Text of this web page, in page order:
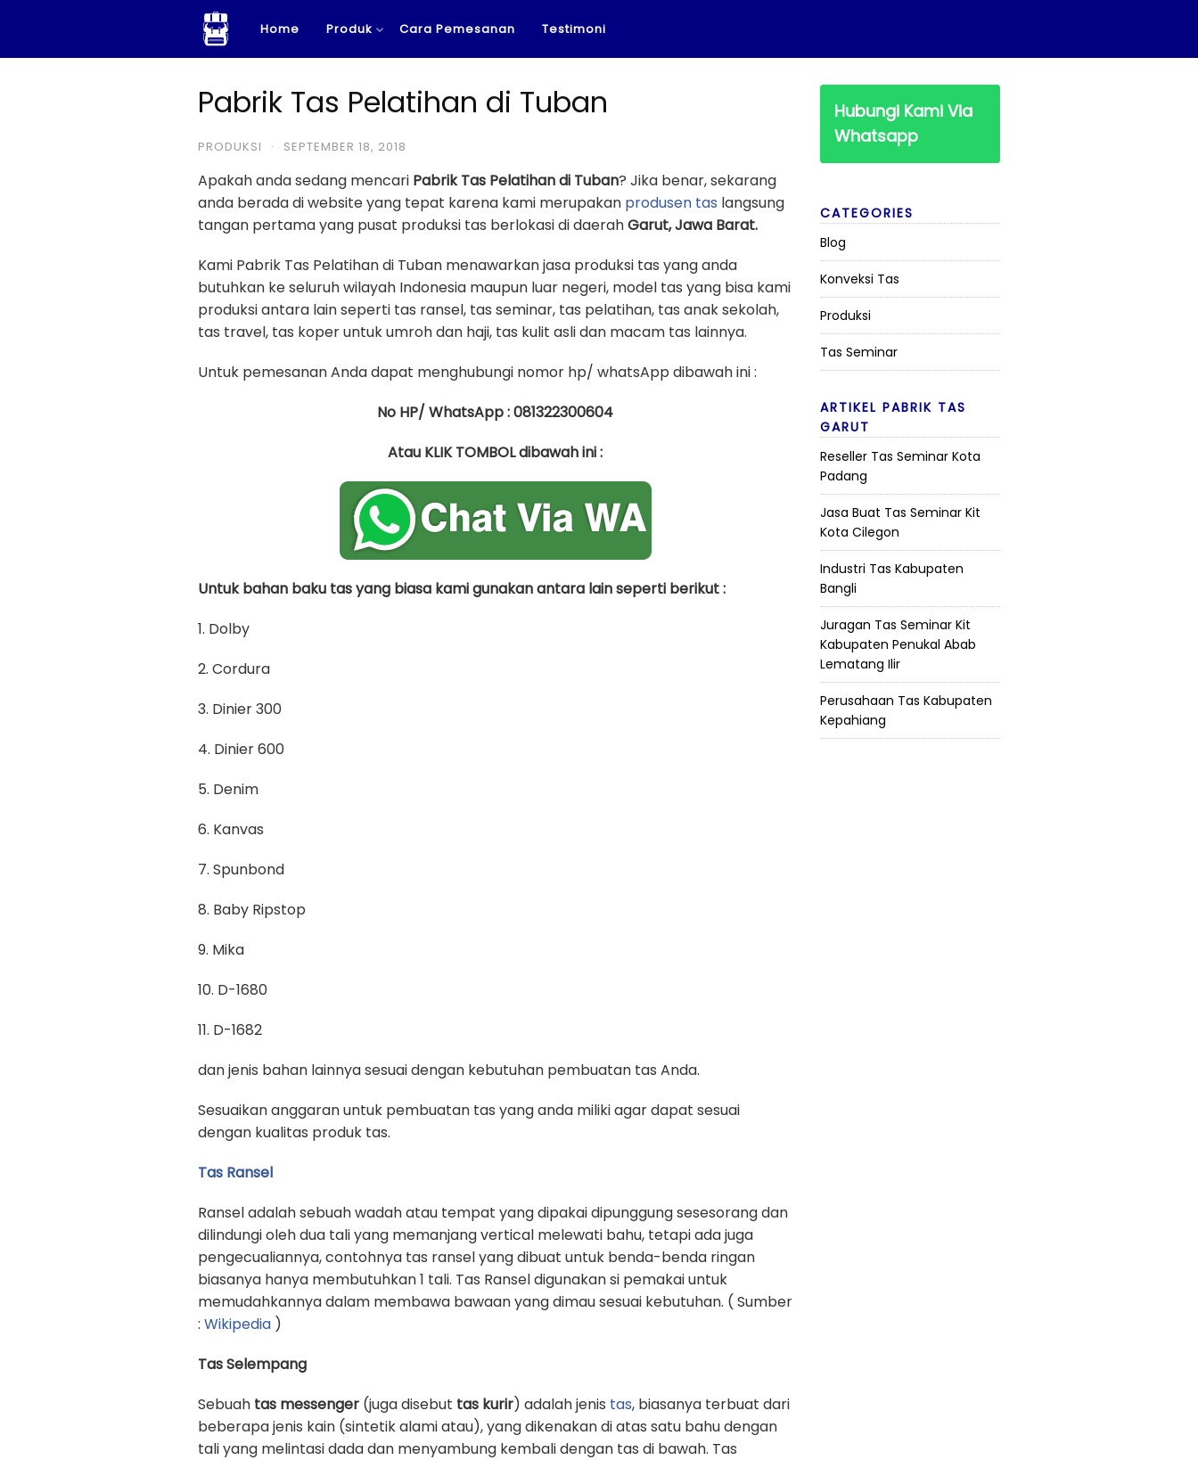
content
Home Produk Cara Pemesanan Testimoni
Pabrik Tas Pelatihan di Tuban
PRODUKSI · SEPTEMBER 18, 2018
Apakah anda sedang mencari Pabrik Tas Pelatihan di Tuban? Jika benar, sekarang
anda berada di website yang tepat karena kami merupakan produsen tas langsung
tangan pertama yang pusat produksi tas berlokasi di daerahGarut, Jawa Barat.
Kami Pabrik Tas Pelatihan di Tuban menawarkan jasa produksi tas yang anda
butuhkan ke seluruh wilayah Indonesia maupun luar negeri, model tas yang bisa kami
produksi antara lain seperti tas ransel, tas seminar, tas pelatihan, tas anak sekolah,
tas travel, tas koper untuk umroh dan haji, tas kulit asli dan macam tas lainnya.
Untuk pemesanan Anda dapat menghubungi nomor hp/ whatsApp dibawah ini :
No HP/ WhatsApp : 081322300604
Atau KLIK TOMBOL dibawah ini :
Untuk bahan baku tas yang biasa kami gunakan antara lain seperti berikut :
1. Dolby
2. Cordura
3. Dinier 300
4. Dinier 600
5. Denim
6. Kanvas
7. Spunbond
8. Baby Ripstop
9. Mika
10. D-1680
11. D-1682
dan jenis bahan lainnya sesuai dengan kebutuhan pembuatan tas Anda.
Sesuaikan anggaran untuk pembuatan tas yang anda miliki agar dapat sesuai
dengan kualitas produk tas.
Tas Ransel
Ransel adalah sebuah wadah atau tempat yang dipakai dipunggung sesesorang dan
dilindungi oleh dua tali yang memanjang vertical melewati bahu, tetapi ada juga
pengecualiannya, contohnya tas ransel yang dibuat untuk benda-benda ringan
biasanya hanya membutuhkan 1 tali. Tas Ransel digunakan si pemakai untuk
memudahkannya dalam membawa bawaan yang dimau sesuai kebutuhan. ( Sumber
: Wikipedia )
Tas Selempang
Sebuah tas messenger (juga disebut tas kurir) adalah jenis tas, biasanya terbuat dari
beberapa jenis kain (sintetik alami atau), yang dikenakan di atas satu bahu dengan
tali yang melintasi dada dan menyambung kembali dengan tas di bawah. Tas
Hubungi Kami Via
Whatsapp
CATEGORIES
Blog
Konveksi Tas
Produksi
Tas Seminar
ARTIKEL PABRIK TAS
GARUT
Reseller Tas Seminar Kota
Padang
Jasa Buat Tas Seminar Kit
Kota Cilegon
Industri Tas Kabupaten
Bangli
Juragan Tas Seminar Kit
Kabupaten Penukal Abab
Lematang Ilir
Perusahaan Tas Kabupaten
Kepahiang